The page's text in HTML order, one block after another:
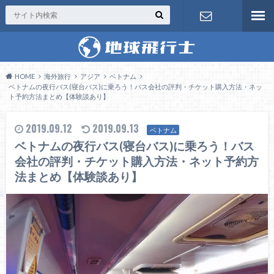
お問い合わ
HOME 海外旅行 アジア
ベトナム
ベトナムの夜行バス(寝台バス)に乗ろう！バス会社の評判・チケット購入方法・ネッ
ト予約方法まとめ【体験談あり】
2019.09.12 2019.09.13 ベトナム
ベトナムの夜行バス(寝台バス)に乗ろう！バス
会社の評判・チケット購入方法・ネット予約方
法まとめ【体験談あり】